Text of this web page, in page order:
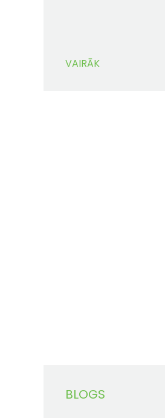
VAIRĀK
BLOGS